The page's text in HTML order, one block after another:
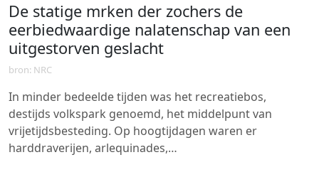
De statige mrken der zochers de
eerbiedwaardige nalatenschap van een
uitgestorven geslacht
bron: NRC
In minder bedeelde tijden was het recreatiebos,
destijds volkspark genoemd, het middelpunt van
vrijetijdsbesteding. Op hoogtijdagen waren er
harddraverijen, arlequinades,…